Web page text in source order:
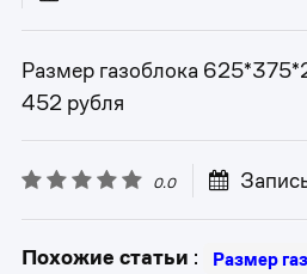
Размер газоблока
452 рубля
0.0
Похожие статьи :
Размер